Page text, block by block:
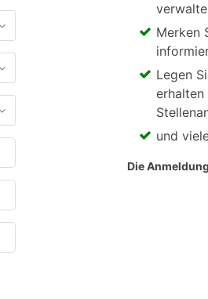
Merken
Legen
erhalten
und
Die